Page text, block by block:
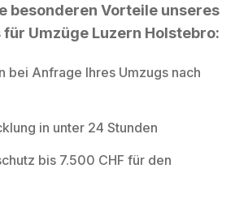
besonderen Vorteile unseres
Umzüge Luzern Holstebro:
bei Anfrage Ihres Umzugs nach
in unter 24 Stunden
bis 7.500 CHF für den